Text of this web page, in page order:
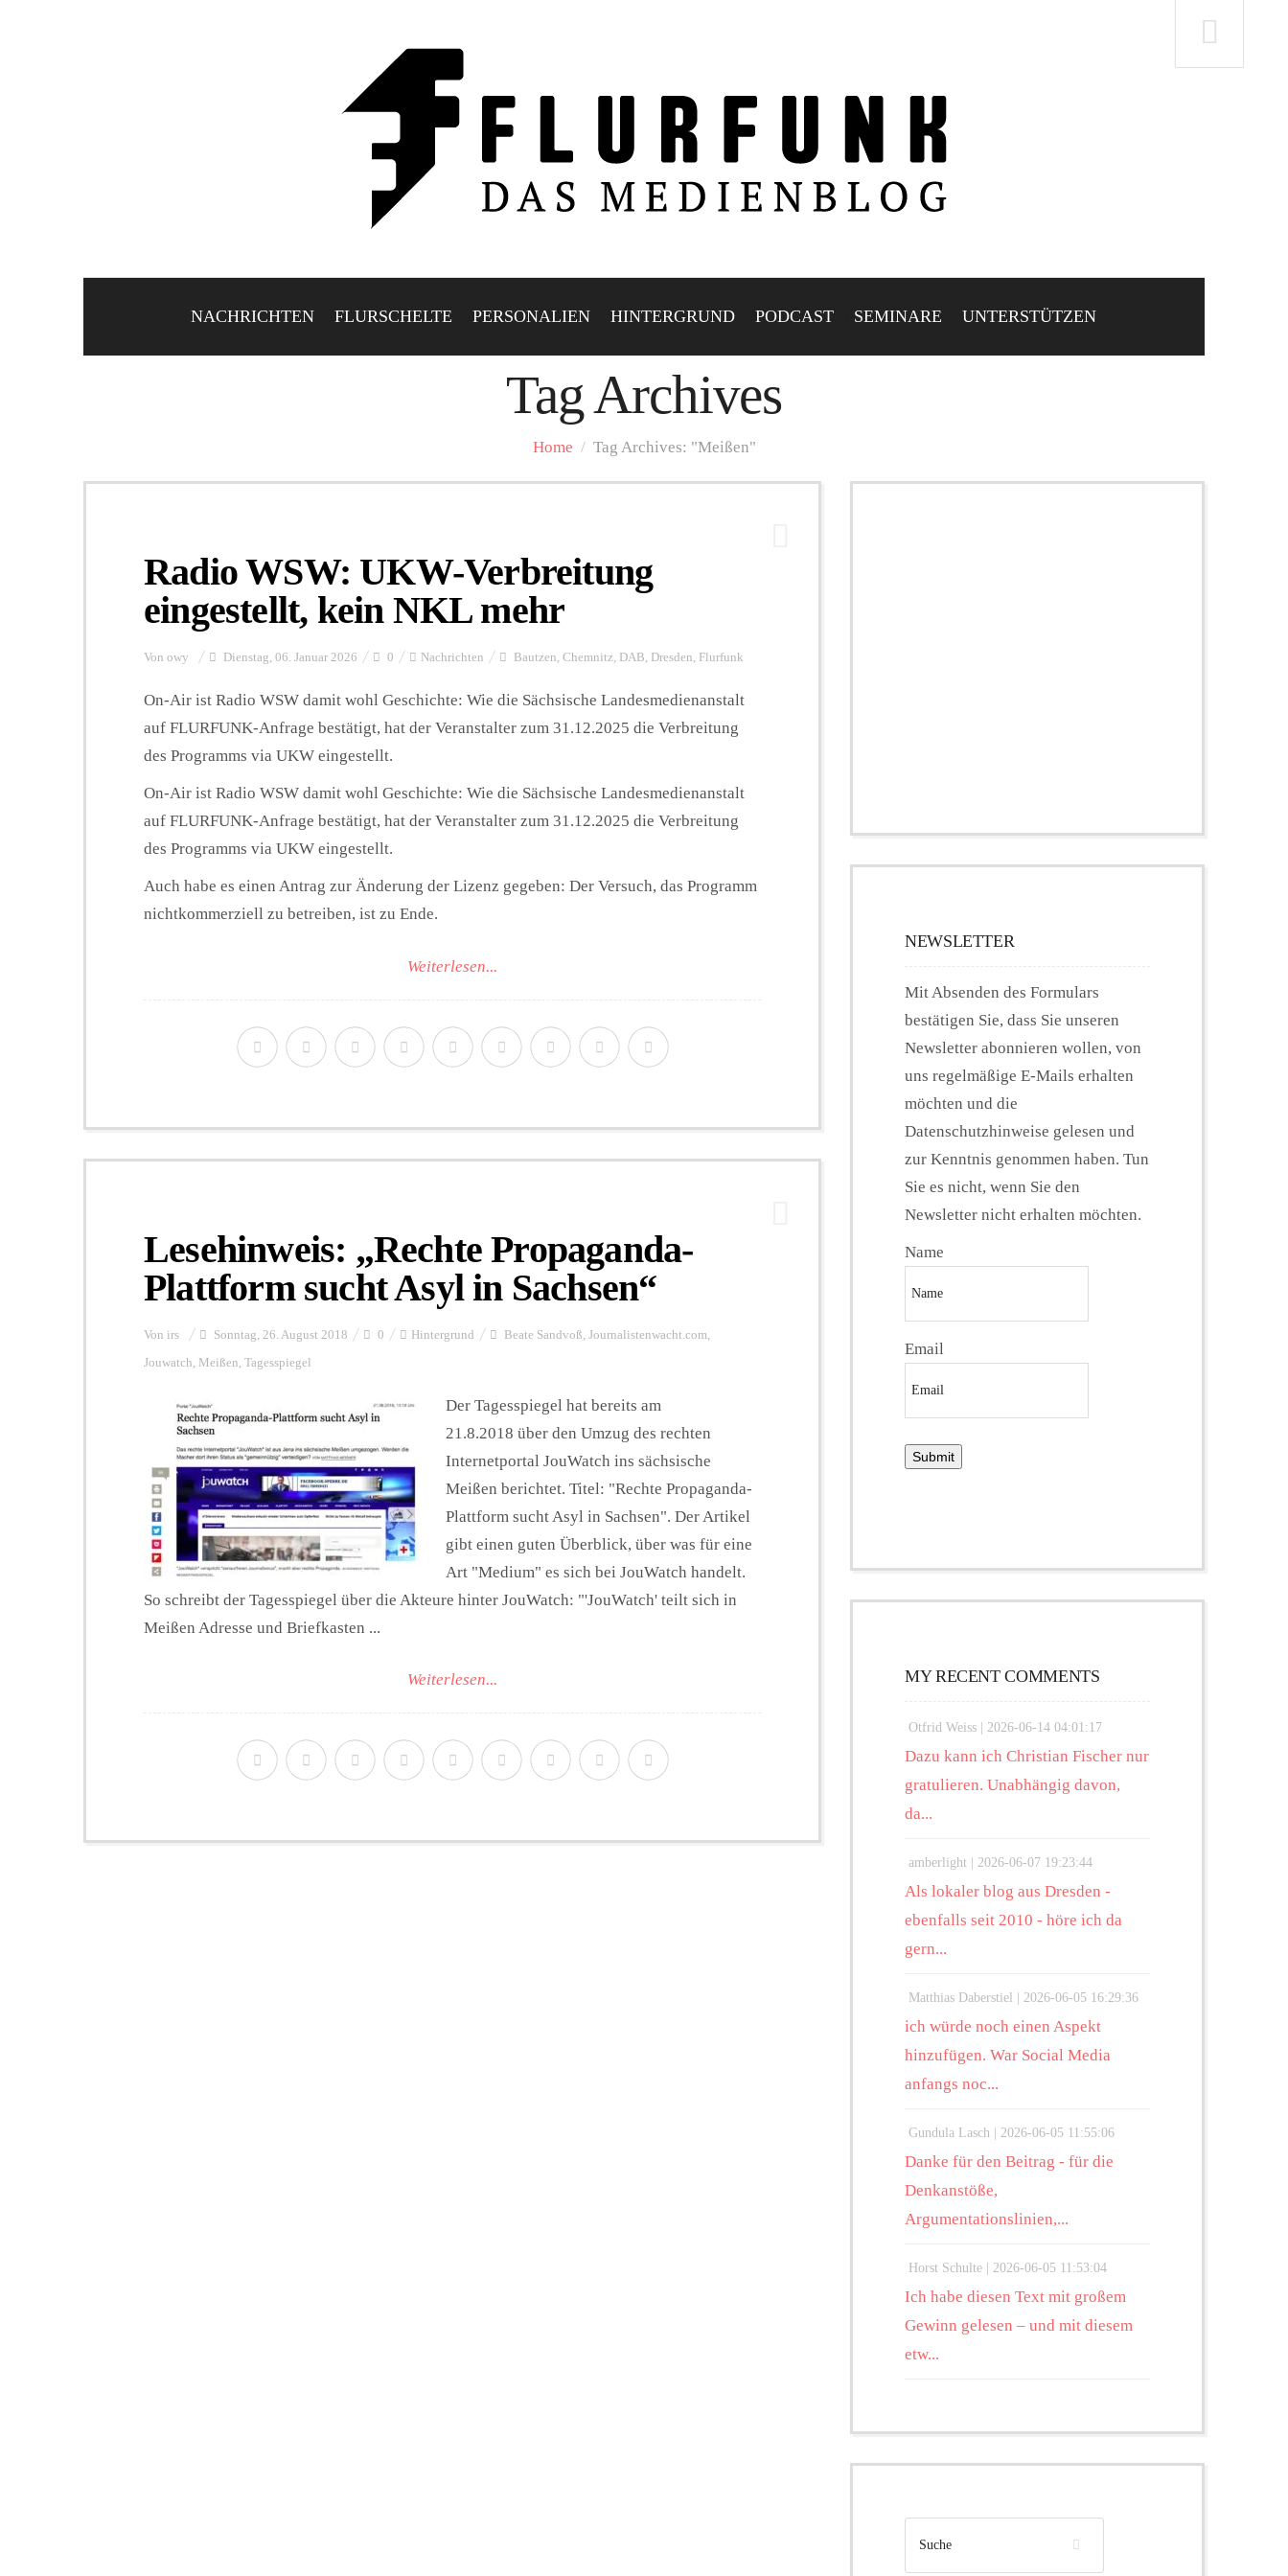
NACHRICHTEN FLURSCHELTE PERSONALIEN HINTERGRUND PODCAST SEMINARE UNTERSTÜTZEN
Tag Archives
Home / Tag Archives: "Meißen"
Radio WSW: UKW-Verbreitung
eingestellt, kein NKL mehr
Von owy Dienstag, 06. Januar 2026 0 Nachrichten Bautzen, Chemnitz, DAB, Dresden, Flurfunk
On-Air ist Radio WSW damit wohl Geschichte: Wie die Sächsische Landesmedienanstalt
auf FLURFUNK-Anfrage bestätigt, hat der Veranstalter zum 31.12.2025 die Verbreitung
des Programms via UKW eingestellt.
On-Air ist Radio WSW damit wohl Geschichte: Wie die Sächsische Landesmedienanstalt
auf FLURFUNK-Anfrage bestätigt, hat der Veranstalter zum 31.12.2025 die Verbreitung
des Programms via UKW eingestellt.
Auch habe es einen Antrag zur Änderung der Lizenz gegeben: Der Versuch, das Programm
nichtkommerziell zu betreiben, ist zu Ende.
Weiterlesen...
Lesehinweis: „Rechte Propaganda-
Plattform sucht Asyl in Sachsen“
Von irs Sonntag, 26. August 2018 0 Hintergrund Beate Sandvoß Journalistenwacht.com
Jouwatch Meißen Tagesspiegel
Der Tagesspiegel hat bereits am
21.8.2018 über den Umzug des rechten
Internetportal JouWatch ins sächsische
Meißen berichtet. Titel: "Rechte Propaganda-
Plattform sucht Asyl in Sachsen". Der Artikel
gibt einen guten Überblick, über was für eine
Art "Medium" es sich bei JouWatch handelt.
So schreibt der Tagesspiegel über die Akteure hinter JouWatch: "'JouWatch' teilt sich in
Meißen Adresse und Briefkasten ...
Weiterlesen...
NEWSLETTER
Mit Absenden des Formulars
bestätigen Sie, dass Sie unseren
Newsletter abonnieren wollen, von
uns regelmäßige E-Mails erhalten
möchten und die
Datenschutzhinweise gelesen und
zur Kenntnis genommen haben. Tun
Sie es nicht, wenn Sie den
Newsletter nicht erhalten möchten.
Name
Email
MY RECENT COMMENTS
Otfrid Weiss | 2026-06-14 04:01:17
Dazu kann ich Christian Fischer nur
gratulieren. Unabhängig davon,
da...
amberlight | 2026-06-07 19:23:44
Als lokaler blog aus Dresden -
ebenfalls seit 2010 - höre ich da
gern...
Matthias Daberstiel | 2026-06-05 16:29:36
ich würde noch einen Aspekt
hinzufügen. War Social Media
anfangs noc...
Gundula Lasch | 2026-06-05 11:55:06
Danke für den Beitrag - für die
Denkanstöße,
Argumentationslinien,...
Horst Schulte | 2026-06-05 11:53:04
Ich habe diesen Text mit großem
Gewinn gelesen – und mit diesem
etw...